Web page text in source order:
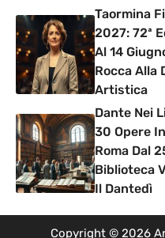
Taormina
2027: 72ª
Al 14
Rocca Alla
Artistica
Dante Nei
30 Opere
Roma Dal
Biblioteca
Il Dantedì
Copyright © 2026